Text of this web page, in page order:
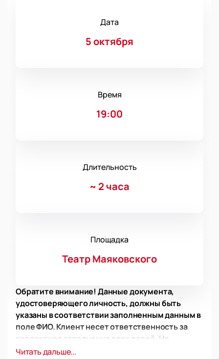
Дата
5 октября
Время
19:00
Длительность
~ 2 часа
Площадка
Театр Маяковского
Обратите внимание! Данные документа,
удостоверяющего личность, должны быть
указаны в соответствии заполненным данным в
поле ФИО. Клиент несет ответственность за
корректное заполнение всех полей. Не
забудьте взять документ с собой!
Читать дальше...